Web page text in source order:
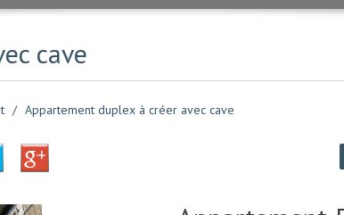
cave
Appartement duplex à créer avec cave